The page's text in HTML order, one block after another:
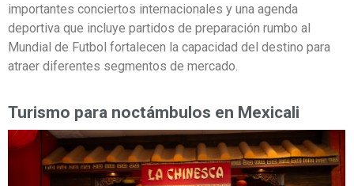
importantes conciertos internacionales y una agenda
deportiva que incluye partidos de preparación rumbo al
Mundial de Futbol fortalecen la capacidad del destino para
atraer diferentes segmentos de mercado.
Turismo para noctámbulos en Mexicali